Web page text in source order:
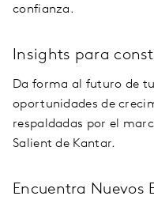
confianza.
Insights para
Da forma al futuro de
oportunidades de
respaldadas por el
Salient de Kantar.
Encuentra Nuevos